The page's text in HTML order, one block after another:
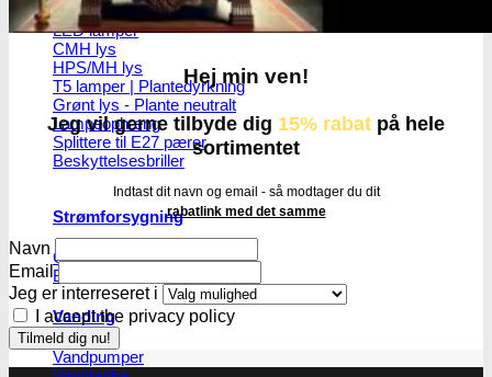
LED pære
LED lamper
CMH lys
HPS/MH lys
T5 lamper | Plantedyrkning
Grønt lys - Plante neutralt
Lampeophæng
Splittere til E27 pærer
Beskyttelsesbriller
Strømforsygning
CMH ballaster
Ballaster til HPS/MH
Vanding
Vandpumper
Hej min ven!
Jeg vil gerne tilbyde dig 15% rabat på hele
sortimentet
Indtast dit navn og email - så modtager du dit
rabatlink med det samme
Navn
Email
Jeg er interreseret i
I accept the privacy policy